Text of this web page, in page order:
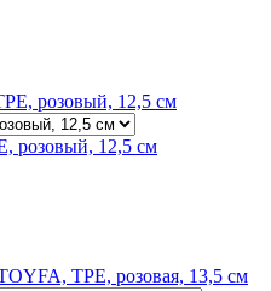
розовый, 12,5 см